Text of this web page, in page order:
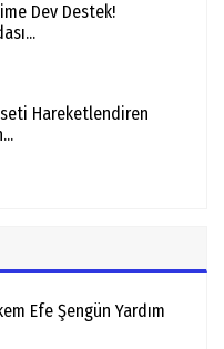
Dev Destek!
Hareketlendiren
Efe Şengün Yardım